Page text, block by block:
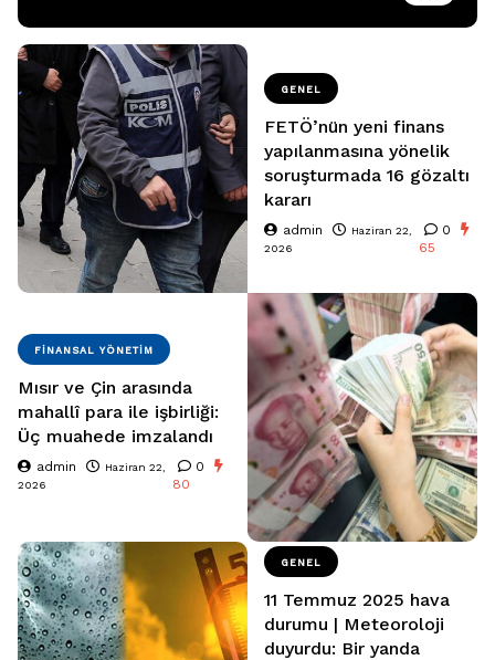
GENEL
FETÖ’nün yeni finans
yapılanmasına yönelik
soruşturmada 16 gözaltı
kararı
admin
Haziran 22,
2026
0
65
FINANSAL YÖNETIM
Mısır ve Çin arasında
mahallî para ile işbirliği:
Üç muahede imzalandı
admin
Haziran 22,
2026
0
80
GENEL
11 Temmuz 2025 hava
durumu | Meteoroloji
duyurdu: Bir yanda